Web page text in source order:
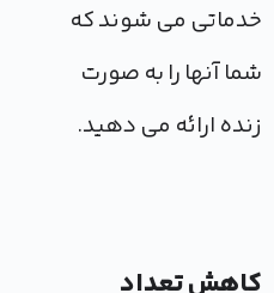
خدماتی می شوند که
شما آنها را به صورت
زنده ارائه می دهید.
کاهش تعداد